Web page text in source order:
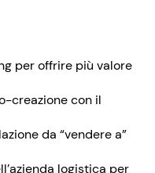
per offrire più valore
creazione con il
da “vendere a”
logistica per